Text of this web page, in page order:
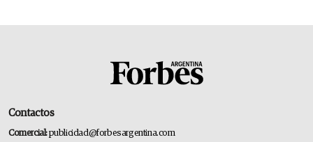
Contactos
Comercial:publicidad@forbesargentina.com